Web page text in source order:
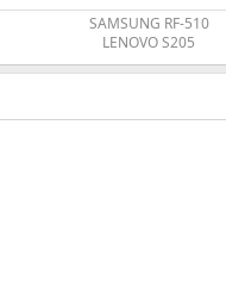
SAMSUNG RF-510
LENOVO S205​